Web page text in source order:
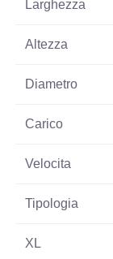
Larghezza
Altezza
Diametro
Carico
Velocita
Tipologia
XL